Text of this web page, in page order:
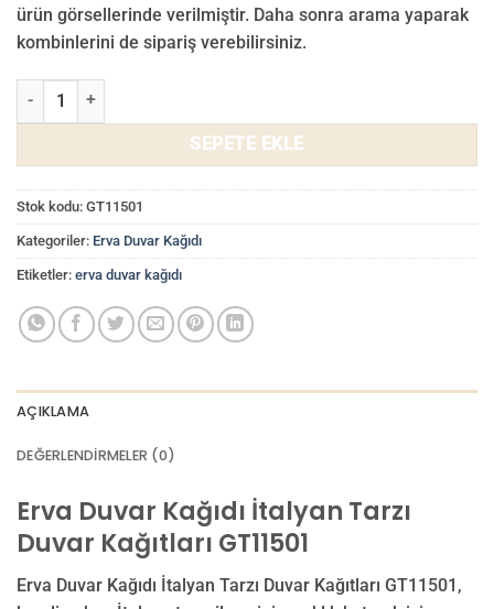
ürün görsellerinde verilmiştir. Daha sonra arama yaparak
kombinlerini de sipariş verebilirsiniz.
Erva Duvar Kağıdı Krem Altın Rengi Simli İtalyan Tarzı Duvar
SEPETE EKLE
Stok kodu: GT11501
Kategoriler: Erva Duvar Kağıdı
Etiketler: erva duvar kağıdı
AÇIKLAMA
DEĞERLENDIRMELER (0)
Erva Duvar Kağıdı İtalyan Tarzı
Duvar Kağıtları GT11501
Erva Duvar Kağıdı İtalyan Tarzı Duvar Kağıtları GT11501,